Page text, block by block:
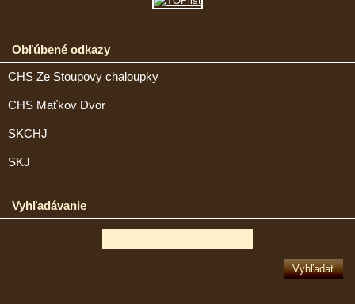
Obľúbené odkazy
CHS Ze Stoupovy chaloupky
CHS Maťkov Dvor
SKCHJ
SKJ
Vyhľadávanie